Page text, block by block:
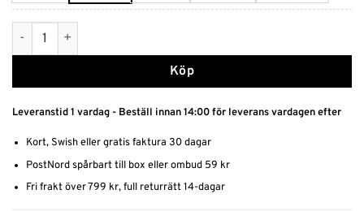
Kort kjol med slitz - svart mängd
Köp
Leveranstid 1 vardag - Beställ innan 14:00 för leverans vardagen efter
Kort, Swish eller gratis faktura 30 dagar
PostNord spårbart till box eller ombud 59 kr
Fri frakt över 799 kr, full returrätt 14-dagar